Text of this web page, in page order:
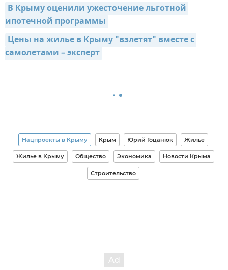
В Крыму оценили ужесточение льготной
ипотечной программы
Цены на жилье в Крыму "взлетят" вместе с
самолетами – эксперт
Нацпроекты в Крыму Крым Юрий Гоцанюк Жилье
Жилье в Крыму Общество Экономика Новости Крыма
Строительство